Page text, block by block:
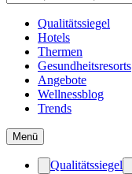
Qualitätssiegel
Hotels
Thermen
Gesundheitsresorts
Angebote
Wellnessblog
Trends
Menü
Qualitätssiegel